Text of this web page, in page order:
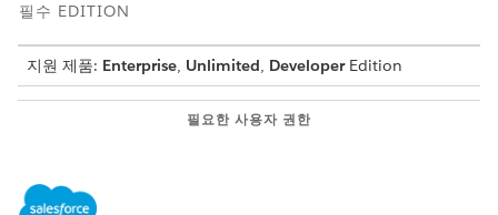
필수 EDITION
지원 제품: Enterprise, Unlimited, DeveloperEdition
필요한 사용자 권한
플리트 자산 레코드를 만들기 전에 자산 및 관련 차량 레코드를 만